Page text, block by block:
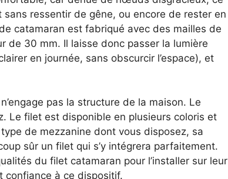
ressentir de gêne, ou encore de rester en
catamaran est fabriqué avec des mailles de
de 30 mm. Il laisse donc passer la lumière
en journée, sans obscurcir l’espace), et
pas la structure de la maison. Le
Le filet est disponible en plusieurs coloris et
de mezzanine dont vous disposez, sa
sûr un filet qui s’y intégrera parfaitement.
du filet catamaran pour l’installer sur leur
confiance à ce dispositif.